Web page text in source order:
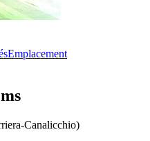
Emplacement
Canalicchio)